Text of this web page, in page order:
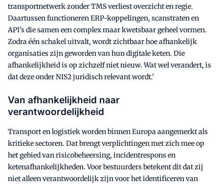
transportnetwerk zonder TMS verliest overzicht en regie.
Daartussen functioneren ERP-koppelingen, scanstraten en
API’s die samen een complex maar kwetsbaar geheel vormen.
Zodra één schakel uitvalt, wordt zichtbaar hoe afhankelijk
organisaties zijn geworden van hun digitale keten. Die
afhankelijkheid is op zichzelf niet nieuw. Wat wel verandert, is
dat deze onder NIS2 juridisch relevant wordt.'
Van afhankelijkheid naar
verantwoordelijkheid
Transport en logistiek worden binnen Europa aangemerkt als
kritieke sectoren. Dat brengt verplichtingen met zich mee op
het gebied van risicobeheersing, incidentrespons en
ketenafhankelijkheden. Voor bestuurders betekent dit dat zij
niet alleen verantwoordelijk zijn voor het identificeren van